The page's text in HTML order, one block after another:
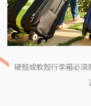
硬殼或軟殼行李箱必須